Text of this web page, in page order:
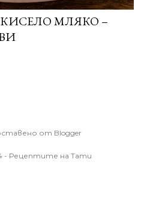
МЛЯКО –
от Blogger
- Рецептите на Тати